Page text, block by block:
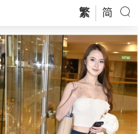
繁 简